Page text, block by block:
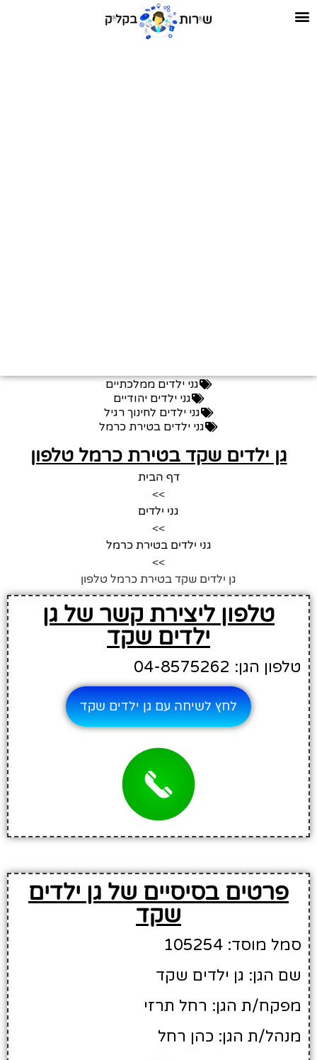
גני ילדים ממלכתיים
גני ילדים יהודיים
גני ילדים לחינוך רגיל
גני ילדים בטירת כרמל
גן ילדים שקד בטירת כרמל טלפון
דף הבית
>>
גני ילדים
>>
גני ילדים בטירת כרמל
>>
גן ילדים שקד בטירת כרמל טלפון
טלפון ליצירת קשר של גן
ילדים שקד
טלפון הגן: 04-8575262
לחץ לשיחה עם גן ילדים שקד
פרטים בסיסיים של גן ילדים
שקד
סמל מוסד: 105254
שם הגן: גן ילדים שקד
מפקח/ת הגן: רחל תרזי
מנהל/ת הגן: כהן רחל